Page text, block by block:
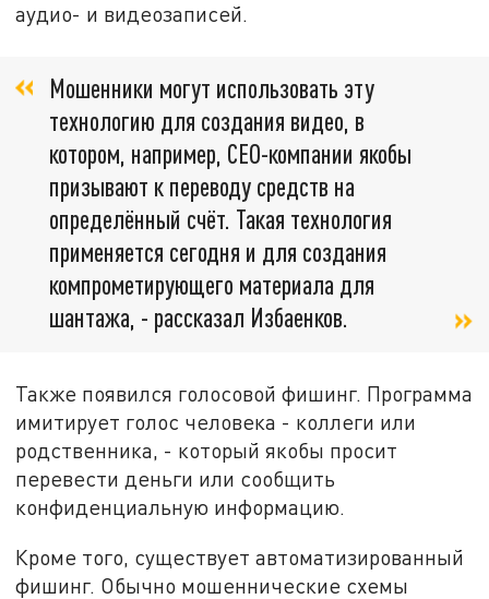
аудио- и видеозаписей.
Мошенники могут использовать эту
технологию для создания видео, в
котором, например, CEO-компании якобы
призывают к переводу средств на
определённый счёт. Такая технология
применяется сегодня и для создания
компрометирующего материала для
шантажа, - рассказал Избаенков.
Также появился голосовой фишинг. Программа
имитирует голос человека - коллеги или
родственника, - который якобы просит
перевести деньги или сообщить
конфиденциальную информацию.
Кроме того, существует автоматизированный
фишинг. Обычно мошеннические схемы